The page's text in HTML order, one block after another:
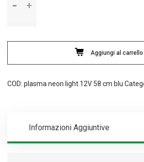
Neon-
-
cm
Blu
Aggiungi al carrello
COD: plasma neon light 12V 58 cm blu
Informazioni Aggiuntive